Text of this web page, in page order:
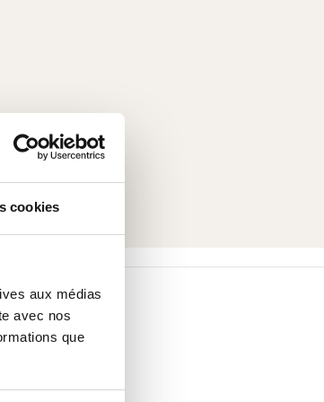
cookies
aux médias
avec nos
que